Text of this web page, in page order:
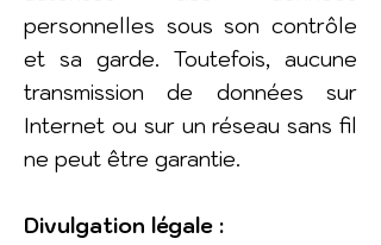
personnelles sous son contrôle
et sa garde. Toutefois, aucune
transmission de données sur
Internet ou sur un réseau sans fil
ne peut être garantie.
Divulgation légale :